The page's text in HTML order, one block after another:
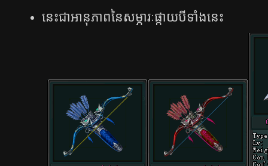
នេះ​ជា​អានុភាព​​នៃ​សម្ភារៈ​ផ្កាយ​បី​ទាំង​នេះ​